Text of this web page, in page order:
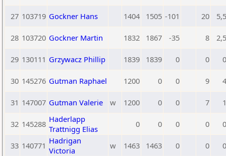
27 103719 Gockner Hans 1404 1505 -101 20 5,5
28 103720 Gockner Martin 1832 1867 -35 8 2,5
29 130111 Grzywacz Phillip 1839 1839 0 0 0
30 145276 Gutman Raphael 1200 0 0 9 4
31 147007 Gutman Valerie w 1200 0 0 7 1
32 145288 Haderlapp
Trattnigg Elias
0 0 0 0 0
33 140771 Hadrigan
Victoria
w 1463 1463 0 0 0